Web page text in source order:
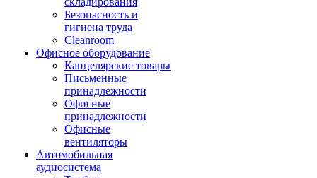
Безопасность и
гигиена труда
Cleanroom
Офисное оборудование
Канцелярские товары
Письменные
принадлежности
Офисные
принадлежности
Офисные
вентиляторы
Автомобильная
аудиосистема